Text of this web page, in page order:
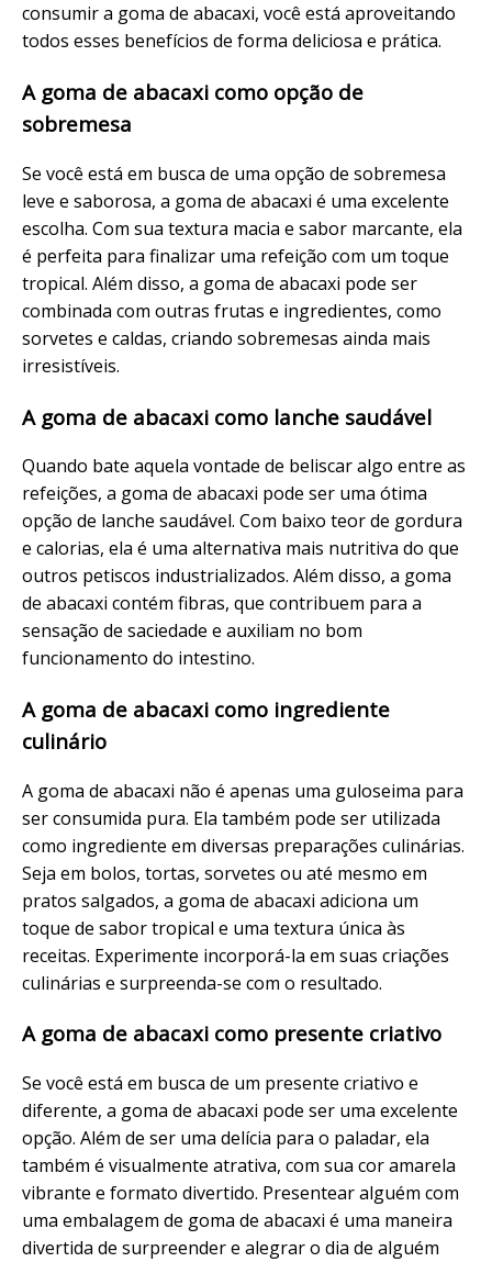
consumir a goma de abacaxi, você está aproveitando
todos esses benefícios de forma deliciosa e prática.
A goma de abacaxi como opção de
sobremesa
Se você está em busca de uma opção de sobremesa
leve e saborosa, a goma de abacaxi é uma excelente
escolha. Com sua textura macia e sabor marcante, ela
é perfeita para finalizar uma refeição com um toque
tropical. Além disso, a goma de abacaxi pode ser
combinada com outras frutas e ingredientes, como
sorvetes e caldas, criando sobremesas ainda mais
irresistíveis.
A goma de abacaxi como lanche saudável
Quando bate aquela vontade de beliscar algo entre as
refeições, a goma de abacaxi pode ser uma ótima
opção de lanche saudável. Com baixo teor de gordura
e calorias, ela é uma alternativa mais nutritiva do que
outros petiscos industrializados. Além disso, a goma
de abacaxi contém fibras, que contribuem para a
sensação de saciedade e auxiliam no bom
funcionamento do intestino.
A goma de abacaxi como ingrediente
culinário
A goma de abacaxi não é apenas uma guloseima para
ser consumida pura. Ela também pode ser utilizada
como ingrediente em diversas preparações culinárias.
Seja em bolos, tortas, sorvetes ou até mesmo em
pratos salgados, a goma de abacaxi adiciona um
toque de sabor tropical e uma textura única às
receitas. Experimente incorporá-la em suas criações
culinárias e surpreenda-se com o resultado.
A goma de abacaxi como presente criativo
Se você está em busca de um presente criativo e
diferente, a goma de abacaxi pode ser uma excelente
opção. Além de ser uma delícia para o paladar, ela
também é visualmente atrativa, com sua cor amarela
vibrante e formato divertido. Presentear alguém com
uma embalagem de goma de abacaxi é uma maneira
divertida de surpreender e alegrar o dia de alguém